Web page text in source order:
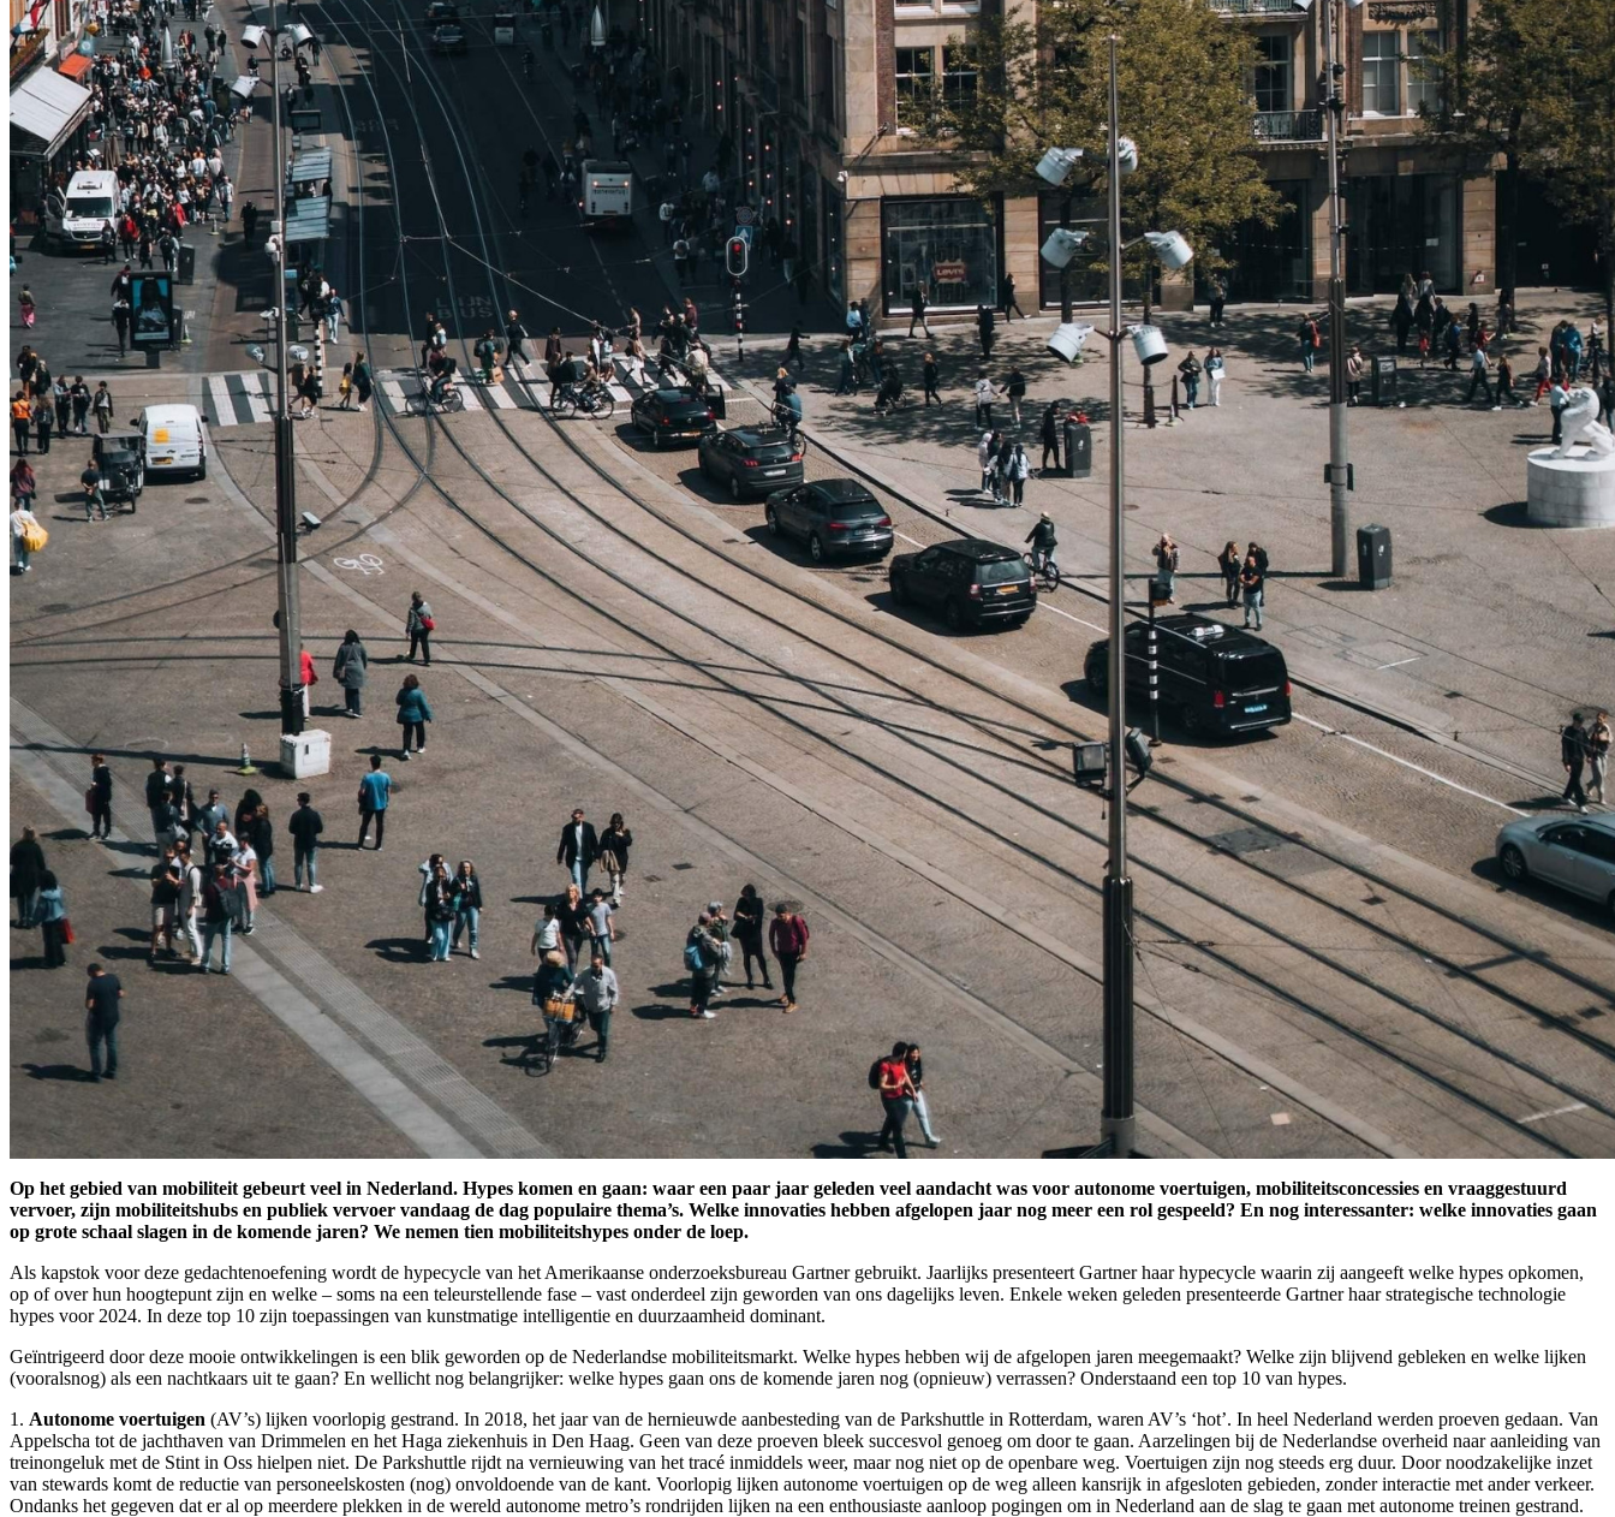
Op het gebied van mobiliteit gebeurt veel in Nederland. Hypes komen en gaan: waar een paar jaar geleden veel aandacht was voor autonome voertuigen, mobiliteitsconcessies en vraaggestuurd
vervoer, zijn mobiliteitshubs en publiek vervoer vandaag de dag populaire thema’s. Welke innovaties hebben afgelopen jaar nog meer een rol gespeeld? En nog interessanter: welke innovaties gaan
op grote schaal slagen in de komende jaren? We nemen tien mobiliteitshypes onder de loep.
Als kapstok voor deze gedachtenoefening wordt de hypecycle van het Amerikaanse onderzoeksbureau Gartner gebruikt. Jaarlijks presenteert Gartner haar hypecycle waarin zij aangeeft welke hypes opkomen,
op of over hun hoogtepunt zijn en welke – soms na een teleurstellende fase – vast onderdeel zijn geworden van ons dagelijks leven. Enkele weken geleden presenteerde Gartner haar strategische technologie
hypes voor 2024. In deze top 10 zijn toepassingen van kunstmatige intelligentie en duurzaamheid dominant.
Geïntrigeerd door deze mooie ontwikkelingen is een blik geworden op de Nederlandse mobiliteitsmarkt. Welke hypes hebben wij de afgelopen jaren meegemaakt? Welke zijn blijvend gebleken en welke lijken
(vooralsnog) als een nachtkaars uit te gaan? En wellicht nog belangrijker: welke hypes gaan ons de komende jaren nog (opnieuw) verrassen? Onderstaand een top 10 van hypes.
1. Autonome voertuigen (AV’s) lijken voorlopig gestrand. In 2018, het jaar van de hernieuwde aanbesteding van de Parkshuttle in Rotterdam, waren AV’s ‘hot’. In heel Nederland werden proeven gedaan. Van
Appelscha tot de jachthaven van Drimmelen en het Haga ziekenhuis in Den Haag. Geen van deze proeven bleek succesvol genoeg om door te gaan. Aarzelingen bij de Nederlandse overheid naar aanleiding van
treinongeluk met de Stint in Oss hielpen niet. De Parkshuttle rijdt na vernieuwing van het tracé inmiddels weer, maar nog niet op de openbare weg. Voertuigen zijn nog steeds erg duur. Door noodzakelijke inzet
van stewards komt de reductie van personeelskosten (nog) onvoldoende van de kant. Voorlopig lijken autonome voertuigen op de weg alleen kansrijk in afgesloten gebieden, zonder interactie met ander verkeer.
Ondanks het gegeven dat er al op meerdere plekken in de wereld autonome metro’s rondrijden lijken na een enthousiaste aanloop pogingen om in Nederland aan de slag te gaan met autonome treinen gestrand.